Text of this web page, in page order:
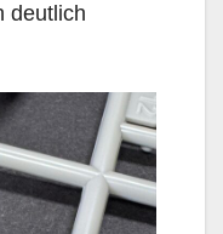
deutlich